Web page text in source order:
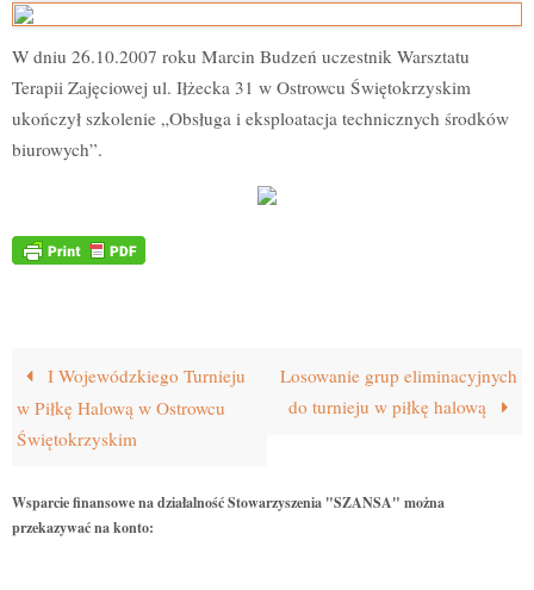
W dniu 26.10.2007 roku Marcin Budzeń uczestnik Warsztatu
Terapii Zajęciowej ul. Iłżecka 31 w Ostrowcu Świętokrzyskim
ukończył szkolenie „Obsługa i eksploatacja technicznych środków
biurowych”.
I Wojewódzkiego Turnieju
w Piłkę Halową w Ostrowcu
Świętokrzyskim
Losowanie grup eliminacyjnych
do turnieju w piłkę halową
Wsparcie finansowe na działalność Stowarzyszenia "SZANSA" można
przekazywać na konto: